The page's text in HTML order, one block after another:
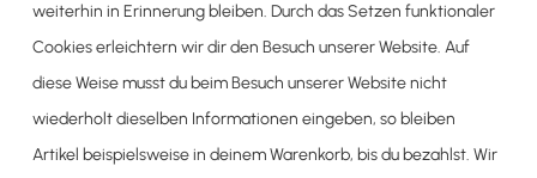
weiterhin in Erinnerung bleiben. Durch das Setzen funktionaler
Cookies erleichtern wir dir den Besuch unserer Website. Auf
diese Weise musst du beim Besuch unserer Website nicht
wiederholt dieselben Informationen eingeben, so bleiben
Artikel beispielsweise in deinem Warenkorb, bis du bezahlst. Wir